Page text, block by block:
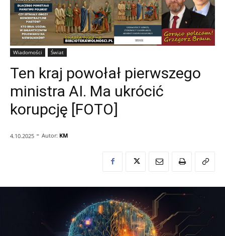
Wiadomości Świat
Ten kraj powołał pierwszego
ministra AI. Ma ukrócić
korupcję [FOTO]
4.10.2025 - Autor: KM